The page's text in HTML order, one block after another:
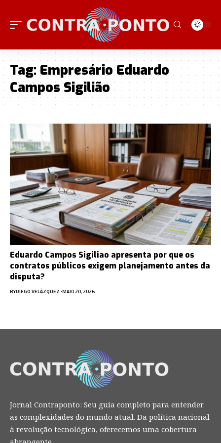
Tag: Empresário Eduardo
Campos Sigilião
Eduardo Campos Sigiliao apresenta por que os
contratos públicos exigem planejamento antes da
disputa?
BYDIEGO VELÁZQUEZ MAIO 20, 2026
Jornal Contraponto: Seu guia completo para entender
as complexidades do mundo atual. Da política nacional
à revolução tecnológica, oferecemos uma cobertura